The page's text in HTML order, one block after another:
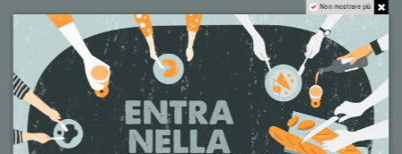
Non mostrare più